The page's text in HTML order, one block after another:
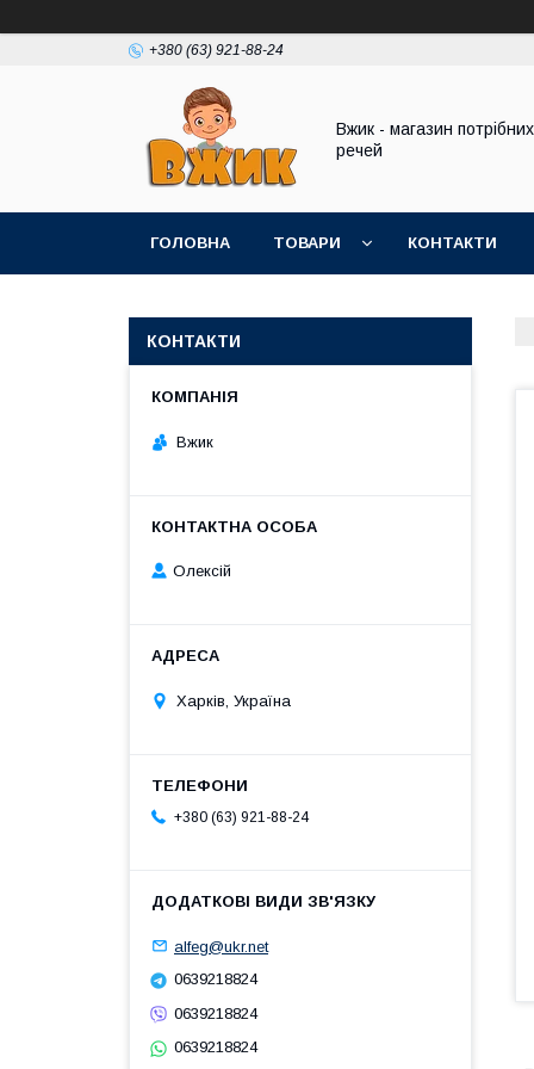
+380 (63) 921-88-24
Вжик - магазин потрiбних
речей
ГОЛОВНА ТОВАРИ КОНТАКТИ
КОНТАКТИ
Вжик
Олексій
Харків, Україна
+380 (63) 921-88-24
alfeg@ukr.net
0639218824
0639218824
0639218824